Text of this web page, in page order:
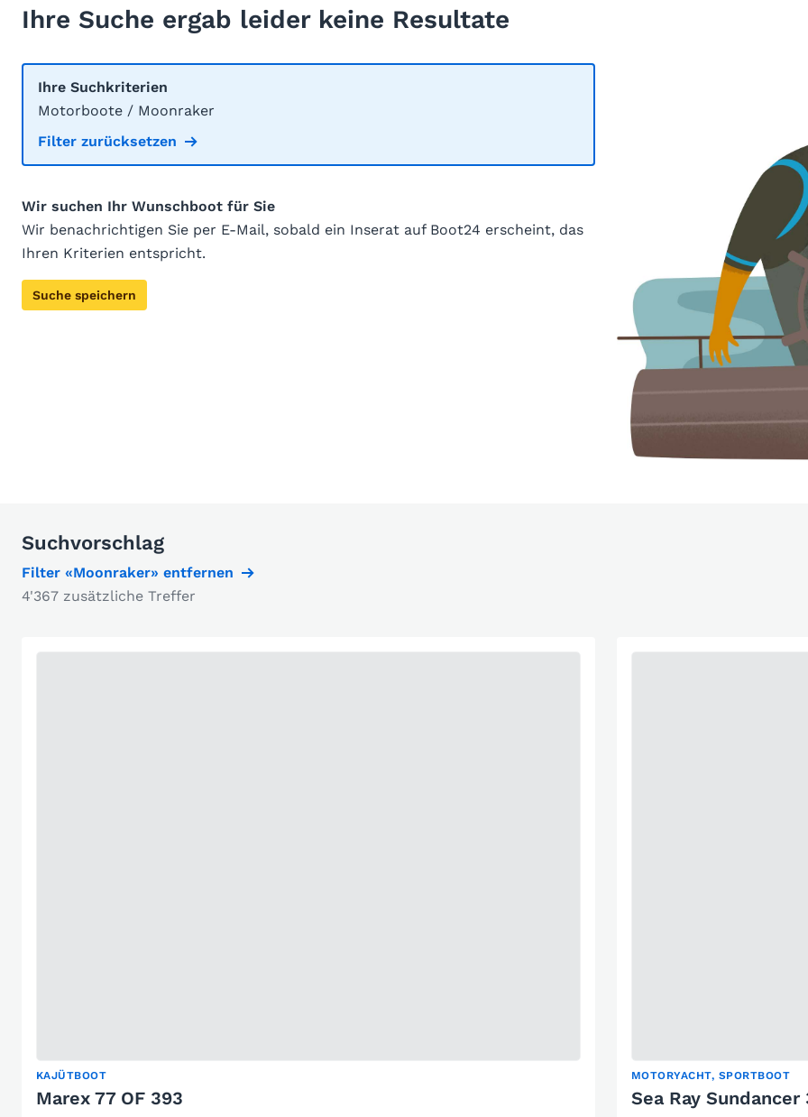
Ihre Suche ergab leider keine Resultate
Ihre Suchkriterien
Motorboote / Moonraker
Filter zurücksetzen
Wir suchen Ihr Wunschboot für Sie
Wir benachrichtigen Sie per E-Mail, sobald ein Inserat auf Boot24 erscheint, das
Ihren Kriterien entspricht.
Suche speichern
Suchvorschlag
Filter «Moonraker» entfernen
4'367 zusätzliche Treffer
KAJÜTBOOT
Marex 77 OF 393
MOTORYACHT, SPORTBOOT
Sea Ray Sundancer